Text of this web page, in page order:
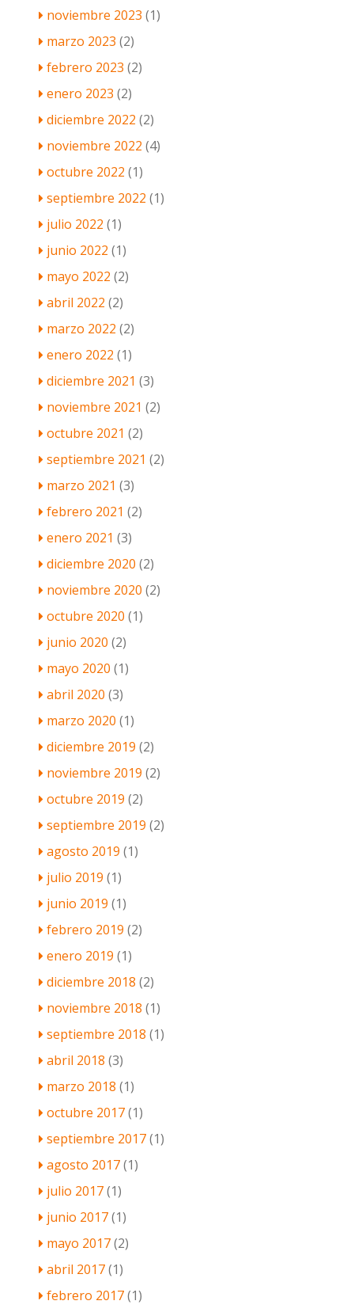
noviembre 2023 (1)
marzo 2023 (2)
febrero 2023 (2)
enero 2023 (2)
diciembre 2022 (2)
noviembre 2022 (4)
octubre 2022 (1)
septiembre 2022 (1)
julio 2022 (1)
junio 2022 (1)
mayo 2022 (2)
abril 2022 (2)
marzo 2022 (2)
enero 2022 (1)
diciembre 2021 (3)
noviembre 2021 (2)
octubre 2021 (2)
septiembre 2021 (2)
marzo 2021 (3)
febrero 2021 (2)
enero 2021 (3)
diciembre 2020 (2)
noviembre 2020 (2)
octubre 2020 (1)
junio 2020 (2)
mayo 2020 (1)
abril 2020 (3)
marzo 2020 (1)
diciembre 2019 (2)
noviembre 2019 (2)
octubre 2019 (2)
septiembre 2019 (2)
agosto 2019 (1)
julio 2019 (1)
junio 2019 (1)
febrero 2019 (2)
enero 2019 (1)
diciembre 2018 (2)
noviembre 2018 (1)
septiembre 2018 (1)
abril 2018 (3)
marzo 2018 (1)
octubre 2017(1)
septiembre 2017(1)
agosto 2017(1)
julio 2017(1)
junio 2017(1)
mayo 2017(2)
abril 2017(1)
febrero 2017(1)